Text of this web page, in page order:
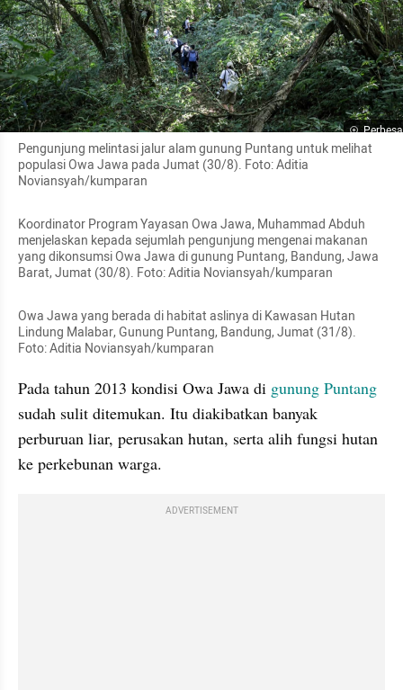
Pengunjung melintasi jalur alam gunung Puntang untuk melihat
populasi Owa Jawa pada Jumat (30/8). Foto: Aditia
Noviansyah/kumparan
Koordinator Program Yayasan Owa Jawa, Muhammad Abduh
menjelaskan kepada sejumlah pengunjung mengenai makanan
yang dikonsumsi Owa Jawa di gunung Puntang, Bandung, Jawa
Barat, Jumat (30/8). Foto: Aditia Noviansyah/kumparan
Owa Jawa yang berada di habitat aslinya di Kawasan Hutan
Lindung Malabar, Gunung Puntang, Bandung, Jumat (31/8).
Foto: Aditia Noviansyah/kumparan
Pada tahun 2013 kondisi Owa Jawa di gunung Puntang
sudah sulit ditemukan. Itu diakibatkan banyak
perburuan liar, perusakan hutan, serta alih fungsi hutan
ke perkebunan warga.
ADVERTISEMENT